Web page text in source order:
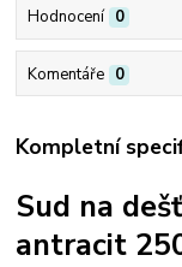
Hodnocení 0
Komentáře 0
Kompletní
Sud na
antracit